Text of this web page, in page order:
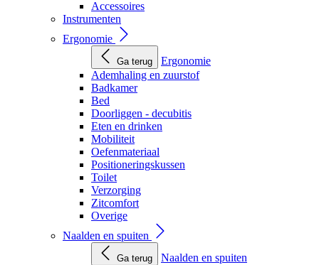
Accessoires
Instrumenten
Ergonomie
Ga terug
Ergonomie
Ademhaling en zuurstof
Badkamer
Bed
Doorliggen - decubitis
Eten en drinken
Mobiliteit
Oefenmateriaal
Positioneringskussen
Toilet
Verzorging
Zitcomfort
Overige
Naalden en spuiten
Ga terug
Naalden en spuiten